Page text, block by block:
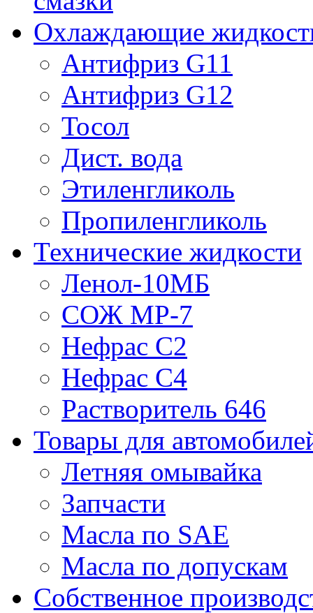
Охлаждающие
Антифриз G11
Антифриз G12
Тосол
Дист. вода
Этиленгликоль
Пропиленгликоль
Технические жидкости
Ленол-10МБ
СОЖ МР-7
Нефрас С2
Нефрас С4
Растворитель 646
Товары для
Летняя омывайка
Запчасти
Масла по SAE
Масла по допускам
Собственное